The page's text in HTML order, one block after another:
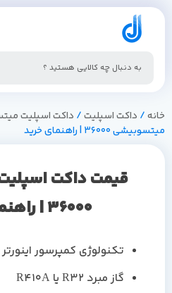
خانه/ داکت اسپلیت/ داکت اسپلیت
میتسوبیشی 36000 | راهنمای خرید
قیمت داکت
36000 | راهنمای خرید
تکنولوژی کمپرسور اینورتر
گاز مبرد R32 یا R410A